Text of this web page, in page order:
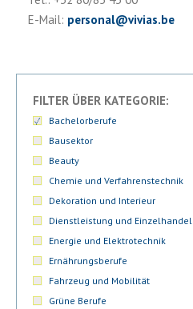
E-Mail: personal@vivias.be
FILTER ÜBER KATEGORIE:
Bachelorberufe
Bausektor
Beauty
Chemie und Verfahrenstechnik
Dekoration und Interieur
Dienstleistung und Einzelhandel
Energie und Elektrotechnik
Ernährungsberufe
Fahrzeug und Mobilität
Grüne Berufe